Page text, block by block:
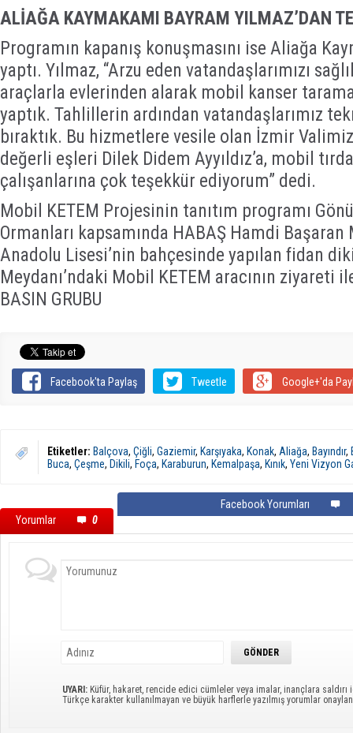
ALİAĞA KAYMAKAMI BAYRAM YILMAZ’DAN
Programın kapanış konuşmasını ise Aliağa
yaptı. Yılmaz, “Arzu eden vatandaşlarımızı
araçlarla evlerinden alarak mobil kanser
yaptık. Tahlillerin ardından vatandaşlarımız
bıraktık. Bu hizmetlere vesile olan İzmir Valimiz
değerli eşleri Dilek Didem Ayyıldız’a, mobil
çalışanlarına çok teşekkür ediyorum” dedi.
Mobil KETEM Projesinin tanıtım programı
Ormanları kapsamında HABAŞ Hamdi
Anadolu Lisesi’nin bahçesinde yapılan fidan
Meydanı’ndaki Mobil KETEM aracının ziyareti
BASIN GRUBU
Facebook'ta Paylaş Tweetle Google+'da
Etiketler: Balçova, Çiğli, Gaziemir, Karşıyaka, Konak, Aliağa, Bayındır,
Buca, Çeşme, Dikili, Foça, Karaburun, Kemalpaşa, Kınık, Yeni Vizyon
Yorumlar 0
Facebook Yorumları
UYARI: Küfür, hakaret, rencide edici cümleler veya imalar, inançlara saldırı
Türkçe karakter kullanılmayan ve büyük harflerle yazılmış yorumlar